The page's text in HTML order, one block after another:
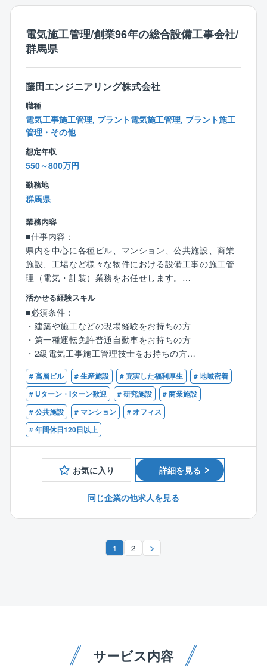
と連携した客先訪問なども行います。
ォローします。
■CADはAutoCADを使用
バランスを整えて終業可能です！
電気施工管理/創業96年の総合設備工事会社/
群馬県
藤田エンジニアリング株式会社
職種
電気工事施工管理, プラント電気施工管理, プラント施工
管理・その他
想定年収
550～800万円
勤務地
群馬県
業務内容
■仕事内容：
県内を中心に各種ビル、マンション、公共施設、商業
施設、工場など様々な物件における設備工事の施工管
理（電気・計装）業務をお任せします。
■具体的には：
・建物における空調／給排水／電気などの産業用設
備、環境設備などの工事における幅広い業務について
管理を行なっていただきます。
・業務内容としては、スケジュール（工期）管理をは
じめ、現場の下見、業者の手配、作業の指示、さらに
は品質・安全管理、工事費の原価管理にいたるまで多
岐にわたります。
※頻度は少ないですが、出張が発生することがありま
す。
■働く環境：
業務支援ツールなどを導入しDX化を進めることで、残
業を抑える取り組みを行っています。（例：チャット
ツール、タブレットの活用など）
同社では、業務に必要な資格取得の支援や、知識を身
に付けるための研修参加を奨励しており受験料、交通
近年は検査装置やメンテナンス、除菌除塵装置の開発
等も手がけつつ業態を広げています。小水力発電や太
活かせる経験スキル
■必須条件：
・建築や施工などの現場経験をお持ちの方
・第一種運転免許普通自動車をお持ちの方
・2級電気工事施工管理技士をお持ちの方
・第2種電気工事士をお持ちの方
■歓迎条件：
・第1種電気工事士をお持ちの方
・1級電気工事施工管理技士をお持ちの方
・マネジメント経験がある方
# 高層ビル # 生産施設 # 充実した福利厚生
# 地域密着
# Uターン・Iターン歓迎
# 研究施設
# 商業施設
# 公共施設
# マンション
# オフィス
# 年間休日120日以上
お気に入り 詳細を見る
同じ企業の他求人を見る
1 2
サービス内容